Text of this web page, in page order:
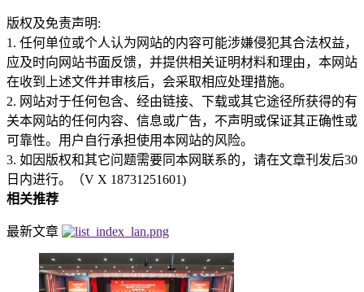
版权及免责声明:
1. 任何单位或个人认为网站的内容可能涉嫌侵犯其合法权益，
应及时向网站书面反馈，并提供相关证明材料和理由，本网站
在收到上述文件并审核后，会采取相应处理措施。
2. 网站对于任何包含、经由链接、下载或其它途径所获得的有
关本网站的任何内容、信息或广告，不声明或保证其正确性或
可靠性。用户自行承担使用本网站的风险。
3. 如因版权和其它问题需要同本网联系的，请在文章刊发后30
日内进行。（V X 18731251601)
相关推荐
最新文章